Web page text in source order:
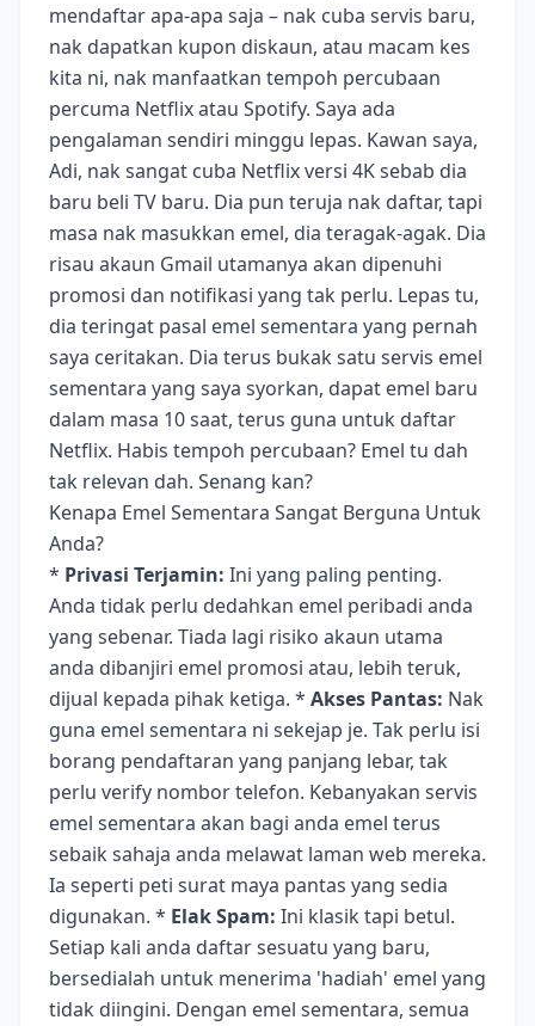
mendaftar apa-apa saja – nak cuba servis baru,
nak dapatkan kupon diskaun, atau macam kes
kita ni, nak manfaatkan tempoh percubaan
percuma Netflix atau Spotify. Saya ada
pengalaman sendiri minggu lepas. Kawan saya,
Adi, nak sangat cuba Netflix versi 4K sebab dia
baru beli TV baru. Dia pun teruja nak daftar, tapi
masa nak masukkan emel, dia teragak-agak. Dia
risau akaun Gmail utamanya akan dipenuhi
promosi dan notifikasi yang tak perlu. Lepas tu,
dia teringat pasal emel sementara yang pernah
saya ceritakan. Dia terus bukak satu servis emel
sementara yang saya syorkan, dapat emel baru
dalam masa 10 saat, terus guna untuk daftar
Netflix. Habis tempoh percubaan? Emel tu dah
tak relevan dah. Senang kan?
Kenapa Emel Sementara Sangat Berguna Untuk
Anda?
* Privasi Terjamin: Ini yang paling penting.
Anda tidak perlu dedahkan emel peribadi anda
yang sebenar. Tiada lagi risiko akaun utama
anda dibanjiri emel promosi atau, lebih teruk,
dijual kepada pihak ketiga. * Akses Pantas: Nak
guna emel sementara ni sekejap je. Tak perlu isi
borang pendaftaran yang panjang lebar, tak
perlu verify nombor telefon. Kebanyakan servis
emel sementara akan bagi anda emel terus
sebaik sahaja anda melawat laman web mereka.
Ia seperti peti surat maya pantas yang sedia
digunakan. * Elak Spam: Ini klasik tapi betul.
Setiap kali anda daftar sesuatu yang baru,
bersedialah untuk menerima 'hadiah' emel yang
tidak diingini. Dengan emel sementara, semua